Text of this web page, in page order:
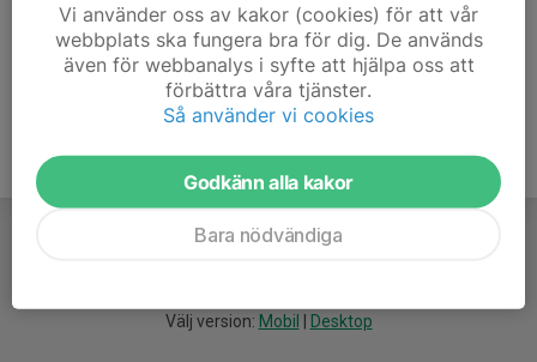
Välj version: Mobil Desktop
Vi använder oss av kakor (cookies) för att vår
webbplats ska fungera bra för dig. De används
även för webbanalys i syfte att hjälpa oss att
förbättra våra tjänster.
Så använder vi cookies
Godkänn alla kakor
Bara nödvändiga